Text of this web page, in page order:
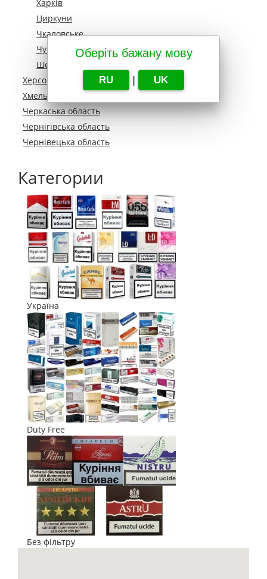
Оберіть бажану мову
RU | UK
Харків
Циркуни
Чкаловське
Чугуїв
Шевченкове
Херсонська область
Хмельницька область
Черкаська область
Чернігівська область
Чернівецька область
Категории
Україна
Duty Free
Без фільтру